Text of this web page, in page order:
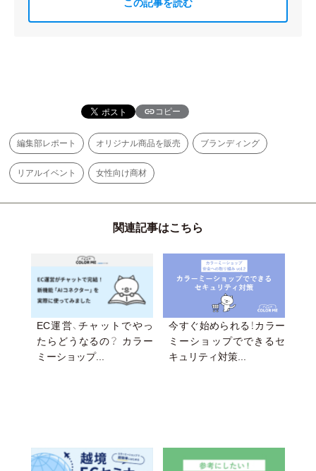
この記事を読む
コピー
編集部レポート オリジナル商品を販売 ブランディング
リアルイベント 女性向け商材
関連記事はこちら
EC運営、チャットでやっ
たらどうなるの？ カラー
ミーショップ...
今すぐ始められる！カラー
ミーショップでできるセ
キュリティ対策...